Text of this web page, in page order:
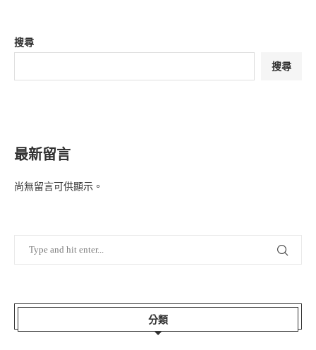
搜尋
搜尋
最新留言
尚無留言可供顯示。
分類